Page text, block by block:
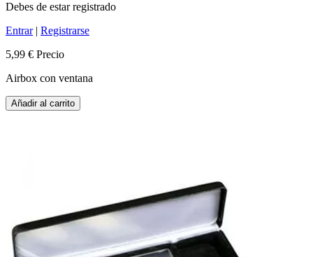
Debes de estar registrado
Entrar| Registrarse
5,99 € Precio
Airbox con ventana
Añadir al carrito